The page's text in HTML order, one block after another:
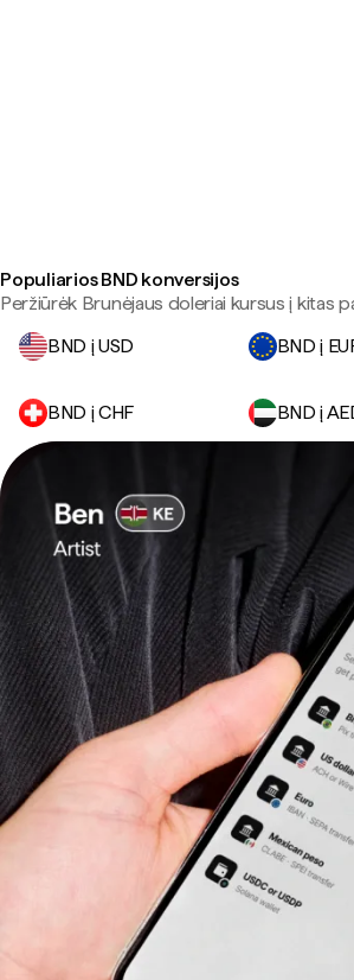
Populiarios BND konversijos
Peržiūrėk Brunėjaus doleriai kursus į kitas
BND į USD
BND į
BND į CHF BND į